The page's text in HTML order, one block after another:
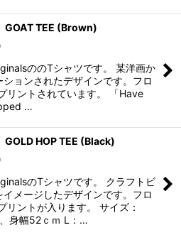
GOAT TEE (Brown)
ののTシャツです。 某洋画か
ションされたデザインです。フロ
リントされています。 「Have
…
GOLD HOP TEE (Black)
のTシャツです。 クラフトビ
イメージしたデザインです。フロ
リントが入ります。 サイズ：
身幅52ｃｍ L：…